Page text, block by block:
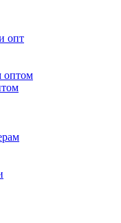
опт
оптом